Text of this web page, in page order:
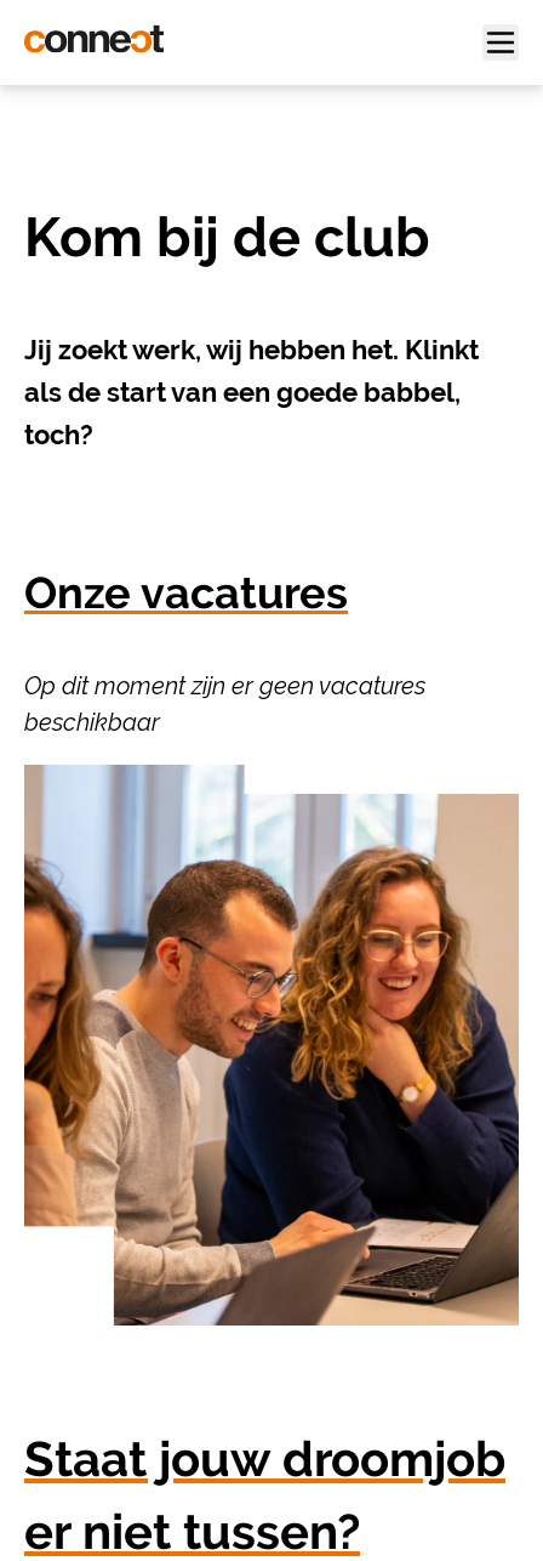
Kom bij de club
Jij zoekt werk, wij hebben het. Klinkt
als de start van een goede babbel,
toch?
Onze vacatures
Op dit moment zijn er geen vacatures
beschikbaar
Staat jouw droomjob
er niet tussen?